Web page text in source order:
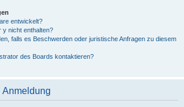
entwickelt?
y nicht enthalten?
falls es Beschwerden oder juristische Anfragen zu diesem
des Boards kontaktieren?
Anmeldung